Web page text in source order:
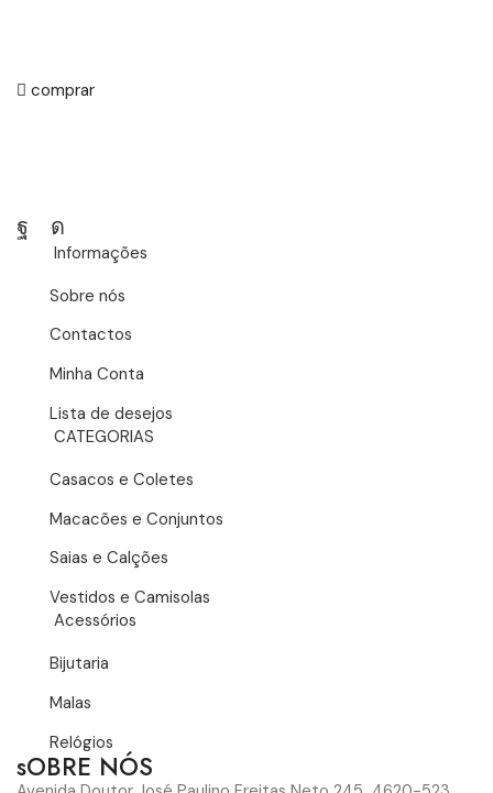
comprar
Facebook
Instagram
Informações
Sobre nós
Contactos
Minha Conta
Lista de desejos
CATEGORIAS
Casacos e Coletes
Macacões e Conjuntos
Saias e Calções
Vestidos e Camisolas
Acessórios
Bijutaria
Malas
Relógios
sOBRE NÓS